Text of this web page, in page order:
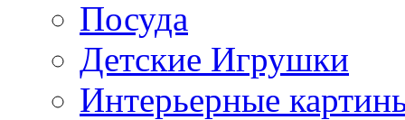
Посуда
Детские Игрушки
Интерьерные